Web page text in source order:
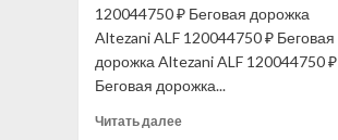
(Лучшая
цена)
120044750 ₽ Беговая дорожка
Altezani ALF 120044750 ₽ Беговая
дорожка Altezani ALF 120044750 ₽
Беговая дорожка...
Читать далееПрочитать